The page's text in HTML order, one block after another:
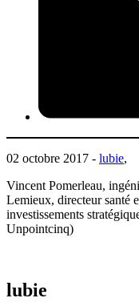
02 octobre 2017 - lubie,
Vincent Pomerleau,
Lemieux, directeur santé
investissements
Unpointcinq)
lubie